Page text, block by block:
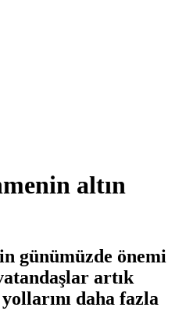
altın
günümüzde önemi
artık
yollarını daha fazla